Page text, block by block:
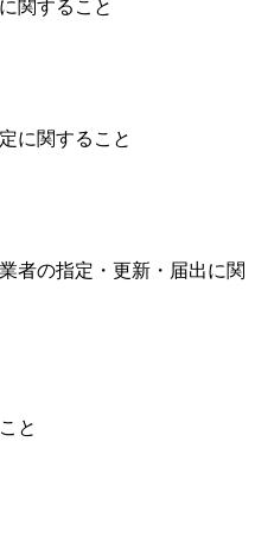
関すること
に関すること
者の指定・更新・届出に関
と